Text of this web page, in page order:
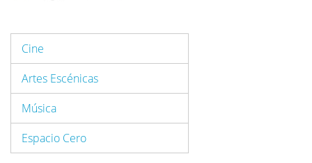
Cine
Artes Escénicas
Música
Espacio Cero